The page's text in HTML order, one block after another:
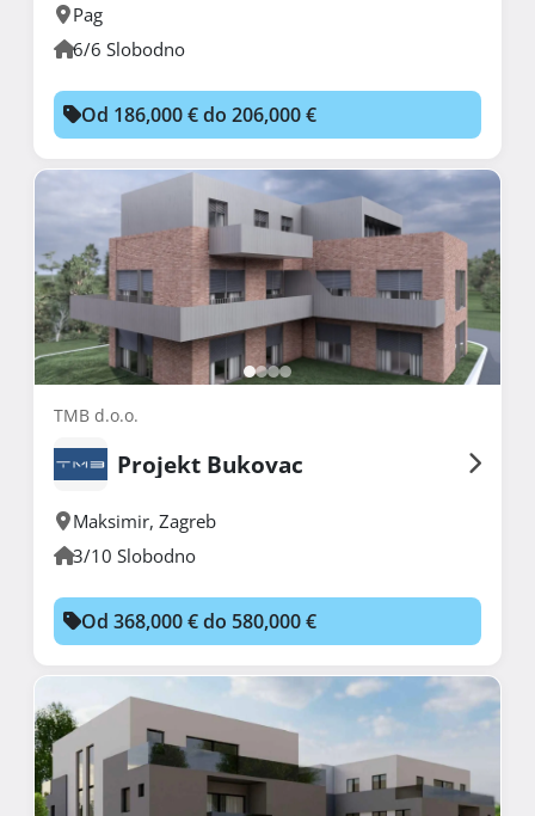
Pag
6/6 Slobodno
Od 186,000 € do 206,000 €
TMB d.o.o.
Projekt Bukovac
Maksimir, Zagreb
3/10 Slobodno
Od 368,000 € do 580,000 €